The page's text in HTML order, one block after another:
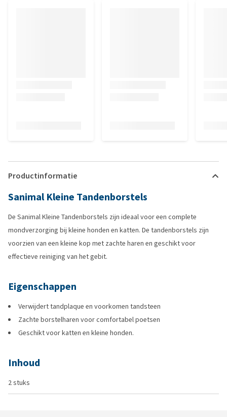
Productinformatie
Sanimal Kleine Tandenborstels
De Sanimal Kleine Tandenborstels zijn ideaal voor een complete
mondverzorging bij kleine honden en katten. De tandenborstels zijn
voorzien van een kleine kop met zachte haren en geschikt voor
effectieve reiniging van het gebit.
Eigenschappen
Verwijdert tandplaque en voorkomen tandsteen
Zachte borstelharen voor comfortabel poetsen
Geschikt voor katten en kleine honden.
Inhoud
2 stuks